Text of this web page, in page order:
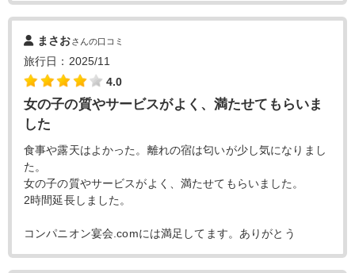
まさおさんの口コミ
旅行日：2025/11
4.0
女の子の質やサービスがよく、満たせてもらいま
した
食事や露天はよかった。離れの宿は匂いが少し気になりまし
た。
女の子の質やサービスがよく、満たせてもらいました。
2時間延長しました。
コンパニオン宴会.comには満足してます。ありがとう